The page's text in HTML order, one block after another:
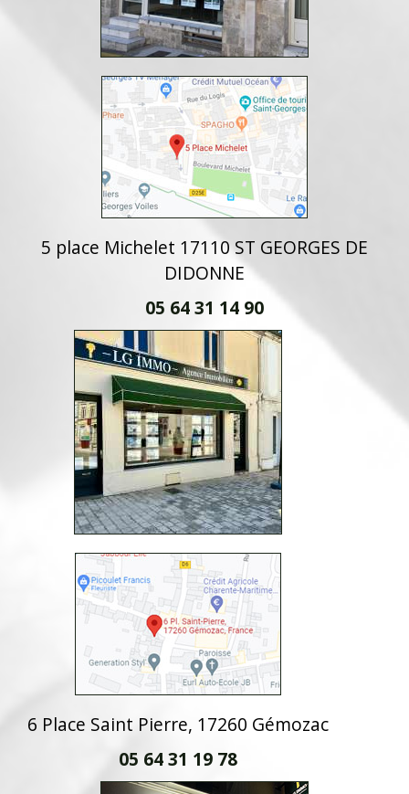
5 place Michelet 17110 ST GEORGES DE
DIDONNE
05 64 31 14 90
6 Place Saint Pierre, 17260 Gémozac
05 64 31 19 78